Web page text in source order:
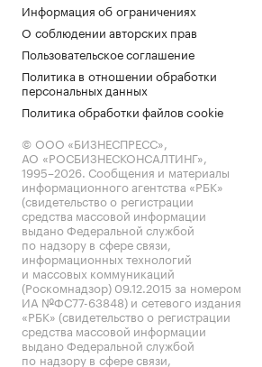
Информация об ограничениях
О соблюдении авторских прав
Пользовательское соглашение
Политика в отношении обработки
персональных данных
Политика обработки файлов cookie
© ООО «БИЗНЕСПРЕСС»,
АО «РОСБИЗНЕСКОНСАЛТИНГ»,
1995–2026. Сообщения и материалы
информационного агентства «РБК»
(свидетельство о регистрации
средства массовой информации
выдано Федеральной службой
по надзору в сфере связи,
информационных технологий
и массовых коммуникаций
(Роскомнадзор) 09.12.2015 за номером
ИА №ФС77-63848) и сетевого издания
«РБК» (свидетельство о регистрации
средства массовой информации
выдано Федеральной службой
по надзору в сфере связи,